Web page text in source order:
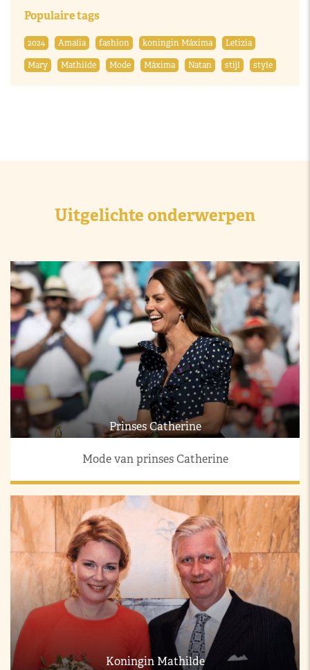
Populaire tags
2024 Amalia fashion koningin Máxima
Letizia
Mary
Mathilde Mode Máxima Natan stijl style
Uitgelichte onderwerpen
Prinses Catherine
Mode van prinses Catherine
Koningin Mathilde